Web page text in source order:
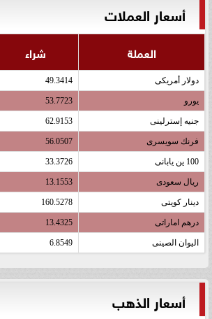
أسعار العملات
العملة شراء
دولار أمريكى 49.3414
يورو 53.7723
جنيه إسترلينى 62.9153
فرنك سويسرى 56.0507
100 ين يابانى 33.3726
ريال سعودى 13.1553
دينار كويتى 160.5278
درهم اماراتى 13.4325
اليوان الصينى 6.8549
أسعار الذهب